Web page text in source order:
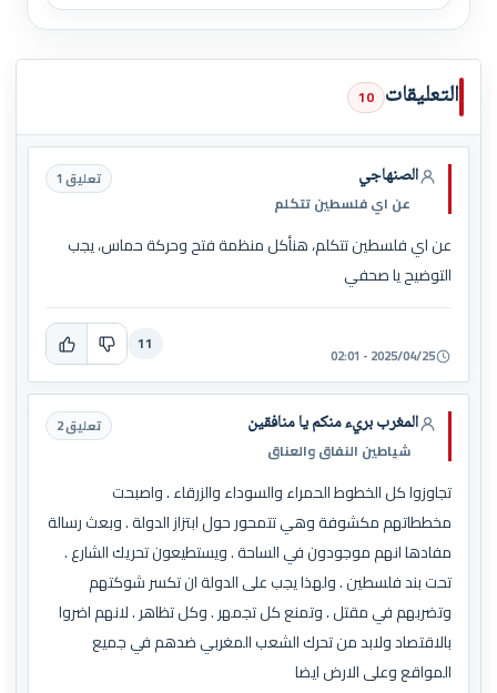
التعليقات 10
الصنهاجي
عن اي فلسطين تتكلم
تعليق 1
عن اي فلسطين تتكلم، هنأكل منظمة فتح وحركة حماس، يجب
التوضيح يا صحفي
2025/04/25 - 02:01
11
المغرب بريء منكم يا منافقين
شياطين النفاق والعناق
تعليق 2
تجاوزوا كل الخطوط الحمراء والسوداء والزرقاء . واصبحت
مخططاتهم مكشوفة وهي تتمحور حول ابتزاز الدولة . وبعث رسالة
مفادها انهم موجودون في الساحة . ويستطيعون تحريك الشارع .
تحت بند فلسطين . ولهذا يجب على الدولة ان تكسر شوكتهم
وتضربهم في مقتل . وتمنع كل تجمهر . وكل تظاهر . لانهم اضروا
بالاقتصاد ولابد من تحرك الشعب المغربي ضدهم في جميع
المواقع وعلى الارض ايضا